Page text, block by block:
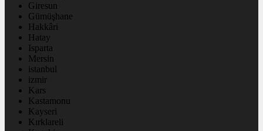
Giresun
Gümüşhane
Hakkâri
Hatay
Isparta
Mersin
istanbul
izmir
Kars
Kastamonu
Kayseri
Kırklareli